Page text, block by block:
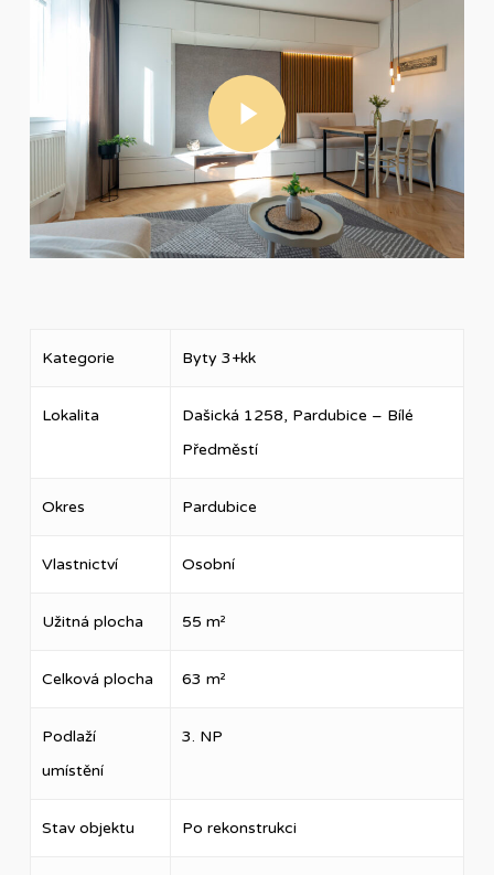
Play Video
Kategorie Byty 3+kk
Lokalita
Dašická 1258, Pardubice – Bílé
Předměstí
Okres Pardubice
Vlastnictví Osobní
Užitná plocha 55 m²
Celková plocha 63 m²
Podlaží
umístění
3. NP
Stav objektu Po rekonstrukci